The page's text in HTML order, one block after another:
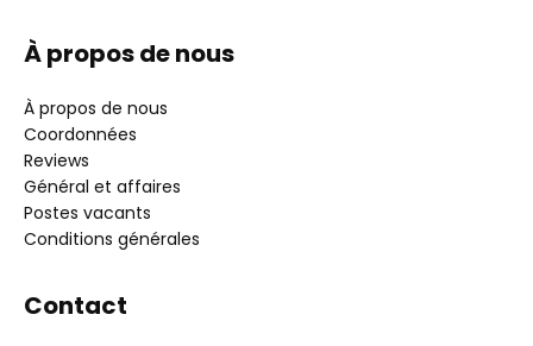
À propos de nous
À propos de nous
Coordonnées
Reviews
Général et affaires
Postes vacants
Conditions générales
Contact